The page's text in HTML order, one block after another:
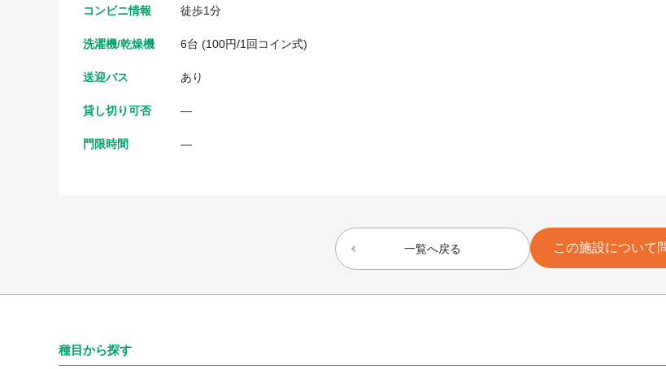
コンビニ情報 徒歩1分
洗濯機/乾燥機 6台 (100円/1回コイン式)
送迎バス あり
貸し切り可否 ―
門限時間 ―
一覧へ戻る この施設について
種目から探す